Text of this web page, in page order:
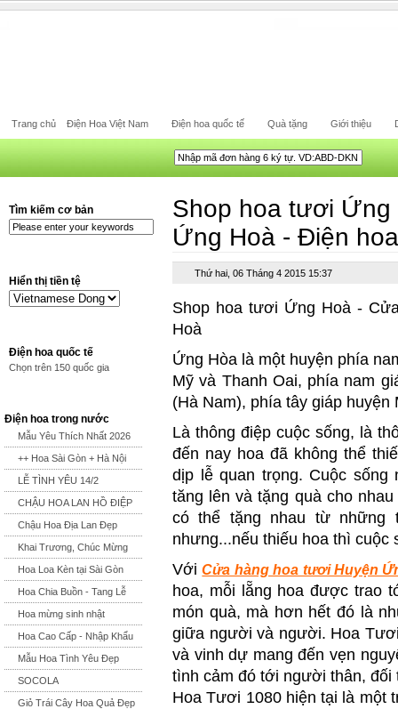
Trang chủ Điện Hoa Việt Nam Điện hoa quốc tế Quà tặng Giới thiệu
Tìm kiếm cơ bản
Hiển thị tiền tệ
Điện hoa quốc tế
Chọn trên 150 quốc gia
Điện hoa trong nước
Mẫu Yêu Thích Nhất 2026
++ Hoa Sài Gòn + Hà Nội
LỄ TÌNH YÊU 14/2
CHẬU HOA LAN HỒ ĐIỆP
Chậu Hoa Địa Lan Đẹp
Khai Trương, Chúc Mừng
Hoa Loa Kèn tại Sài Gòn
Hoa Chia Buồn - Tang Lễ
Hoa mừng sinh nhật
Hoa Cao Cấp - Nhập Khẩu
Mẫu Hoa Tình Yêu Đẹp
SOCOLA
Giỏ Trái Cây Hoa Quả Đẹp
Shop hoa tươi
Ứng Hoà - Điện
Thứ hai, 06 Tháng 4 2015 15:37
Shop hoa tươi Ứng Hoà -
Hoà
Ứng Hòa là một huyện phía
Mỹ và Thanh Oai, phía nam
(Hà Nam), phía tây giáp
Là thông điệp cuộc sống, là
đến nay hoa đã không thể
dịp lễ quan trọng. Cuộc sống
tăng lên và tặng quà cho
có thể tặng nhau từ
nhưng...nếu thiếu hoa thì cuộc
VớiCửa hàng hoa tươi Huyện
hoa, mỗi lẵng hoa được trao
món quà, mà hơn hết đó là
giữa người và người. Hoa
và vinh dự mang đến vẹn
tình cảm đó tới người thân, đối
Hoa Tươi 1080 hiện tại là một